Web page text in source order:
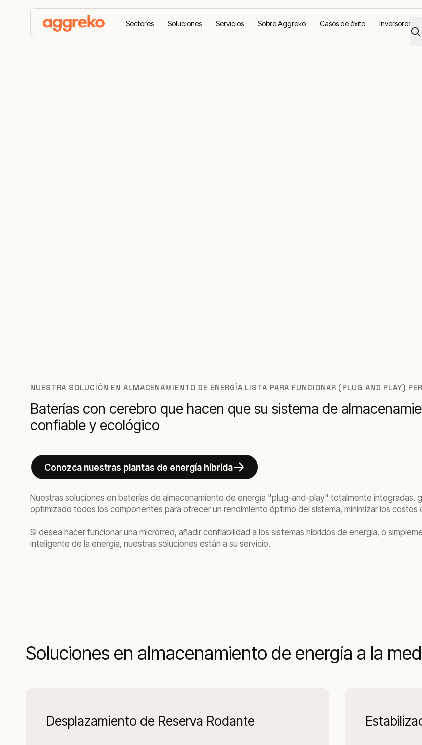
Sectores Soluciones Servicios Sobre Aggreko Casos de éxito Inversores
NUESTRA SOLUCIÓN EN ALMACENAMIENTO DE ENERGÍA LISTA PARA FUNCIONAR (PLUG AND PLAY)
Baterías con cerebro que hacen que su sistema de
confiable y ecológico
Conozca nuestras plantas de energía híbrida
Nuestras soluciones en baterías de almacenamiento de energía "plug-and-play" totalmente integradas,
optimizado todos los componentes para ofrecer un rendimiento óptimo del sistema, minimizar los
Si desea hacer funcionar una microrred, añadir confiabilidad a los sistemas híbridos de energía, o
inteligente de la energía, nuestras soluciones están a su servicio.
Soluciones en almacenamiento de energía a la
Desplazamiento de Reserva Rodante